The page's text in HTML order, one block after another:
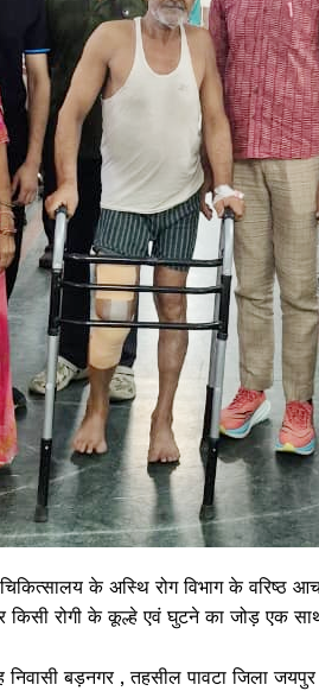
के अस्थि रोग विभाग के वरिष्ठ
किसी रोगी के कूल्हे एवं घुटने का जोड़ एक
बड़नगर , तहसील पावटा जिला